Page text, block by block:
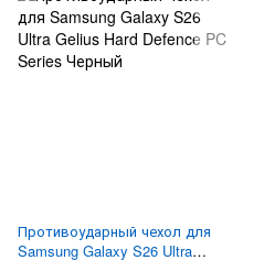
Противоударный чехол для
Samsung Galaxy S26 Ultra